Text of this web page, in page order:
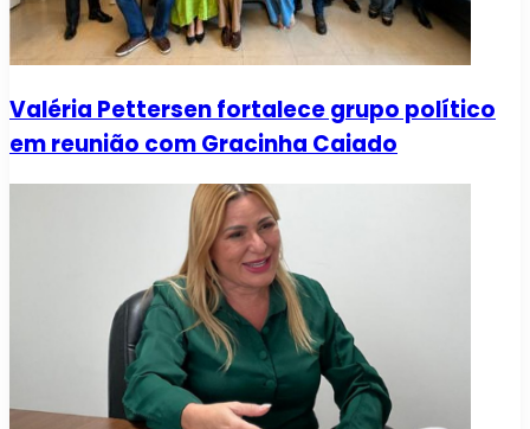
Valéria Pettersen fortalece grupo político
em reunião com Gracinha Caiado